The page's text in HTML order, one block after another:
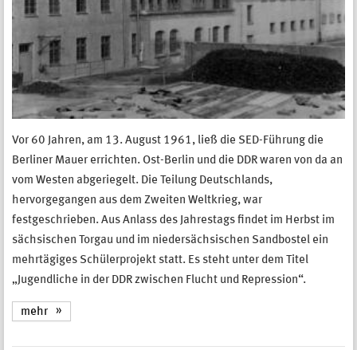
Vor 60 Jahren, am 13. August 1961, ließ die SED-Führung die
Berliner Mauer errichten. Ost-Berlin und die DDR waren von da an
vom Westen abgeriegelt. Die Teilung Deutschlands,
hervorgegangen aus dem Zweiten Weltkrieg, war
festgeschrieben. Aus Anlass des Jahrestags findet im Herbst im
sächsischen Torgau und im niedersächsischen Sandbostel ein
mehrtägiges Schülerprojekt statt. Es steht unter dem Titel
„Jugendliche in der DDR zwischen Flucht und Repression“.
mehr